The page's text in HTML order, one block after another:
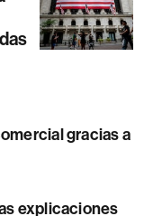
gracias a
explicaciones